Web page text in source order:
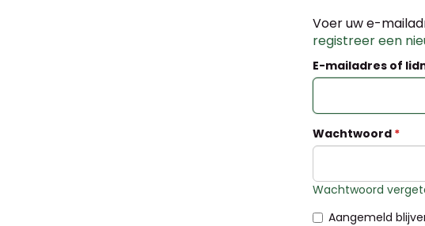
Voer uw e-
registreer een
E-mailadres of
Wachtwoord
Wachtwoord
Aangemeld